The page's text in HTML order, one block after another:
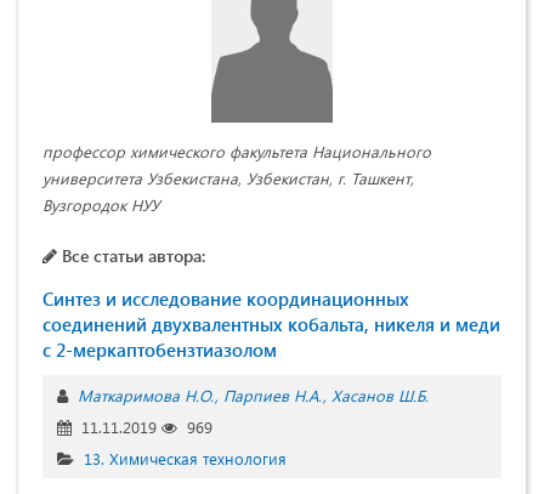
профессор химического факультета Национального
университета Узбекистана, Узбекистан, г. Ташкент,
Вузгородок НУУ
Все статьи автора:
Синтез и исследование координационных
соединений двухвалентных кобальта, никеля и меди
с 2-меркаптобензтиазолом
Маткаримова Н.О. Парпиев Н.А. Хасанов Ш.Б.
11.11.2019
969
13. Химическая технология